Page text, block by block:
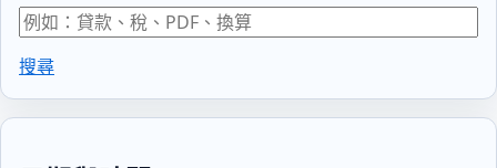
搜尋